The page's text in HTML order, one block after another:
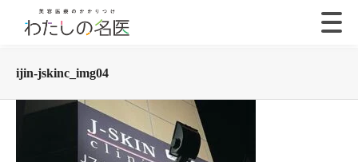
ijin-jskinc_img04